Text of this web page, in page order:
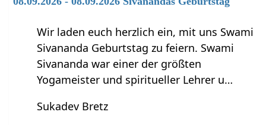
Wir laden euch herzlich ein, mit uns Swami
Sivananda Geburtstag zu feiern. Swami
Sivananda war einer der größten
Yogameister und spiritueller Lehrer u…
Sukadev Bretz